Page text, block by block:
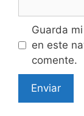
Guarda
en este
comente.